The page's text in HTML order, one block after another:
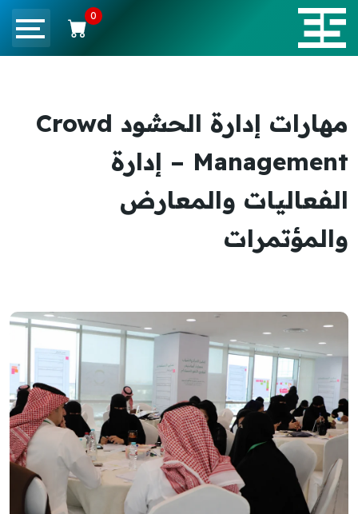
0
مهارات إدارة الحشود Crowd
Management – إدارة
الفعاليات والمعارض
والمؤتمرات